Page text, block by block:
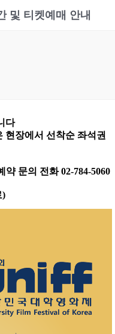
및 티켓예매 안내
다
장에서 선착순 좌석권
문의 전화 02-784-5060
)